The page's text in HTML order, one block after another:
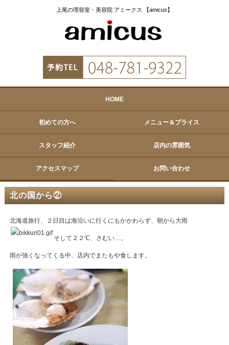
上尾の理容室・美容院 アミークス 【amicus】
HOME
初めての方へ メニュー＆プライス
スタッフ紹介 店内の雰囲気
アクセスマップ お問い合わせ
北の国から②
北海道旅行、２日目は海沿いに行くにもかかわらず、朝から大雨
そして２２℃、さむい…。
雨が強くなってくる中、店内でまたもや食します。